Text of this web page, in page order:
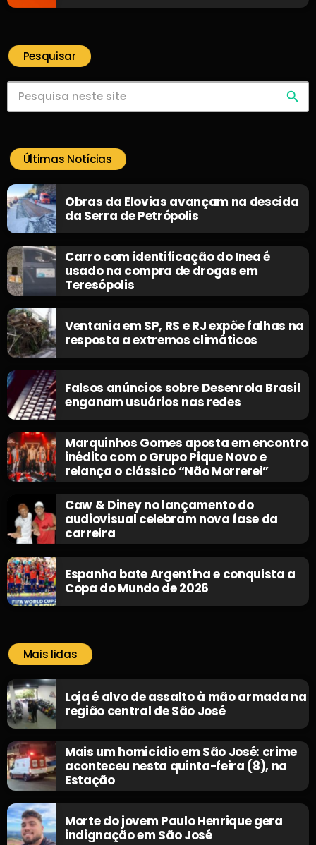
Pesquisar
search
Últimas Notícias
Obras da Elovias avançam na descida
da Serra de Petrópolis
Carro com identificação do Inea é
usado na compra de drogas em
Teresópolis
Ventania em SP, RS e RJ expõe falhas na
resposta a extremos climáticos
Falsos anúncios sobre Desenrola Brasil
enganam usuários nas redes
Marquinhos Gomes aposta em encontro
inédito com o Grupo Pique Novo e
relança o clássico “Não Morrerei”
Caw & Diney no lançamento do
audiovisual celebram nova fase da
carreira
Espanha bate Argentina e conquista a
Copa do Mundo de 2026
Mais lidas
Loja é alvo de assalto à mão armada na
região central de São José
Mais um homicídio em São José: crime
aconteceu nesta quinta-feira (8), na
Estação
Morte do jovem Paulo Henrique gera
indignação em São José